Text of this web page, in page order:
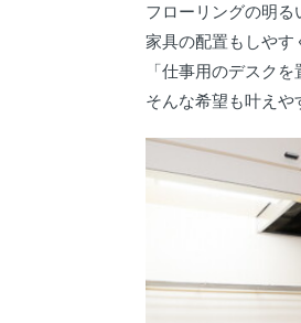
フローリングの明る
家具の配置もしやす
「仕事用のデスク
そんな希望も叶えや